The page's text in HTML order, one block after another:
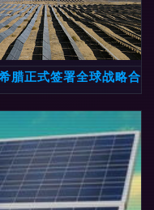
腊正式签署全球战略合